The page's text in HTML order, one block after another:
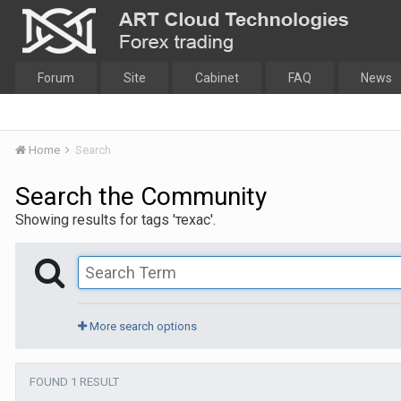
Forum Site Cabinet FAQ News
Home Search
Search the Community
Showing results for tags 'техас'.
More search options
FOUND 1 RESULT